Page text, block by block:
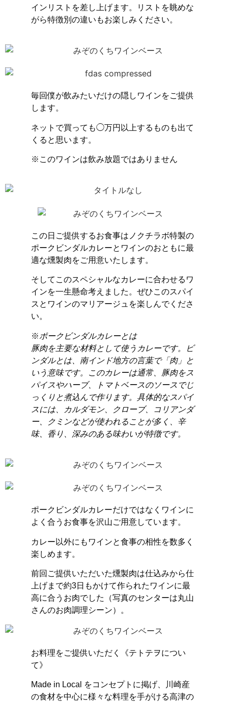
インリストを差し上げます。リストを眺めな
がら特徴別の違いもお楽しみください。
毎回僕が飲みたいだけの隠しワインをご提供
します。
ネットで買っても◯万円以上するものも出て
くると思います。
※このワインは飲み放題ではありません
この日ご提供するお食事はノクチラボ特製の
ポークビンダルカレーとワインのおともに最
適な燻製肉をご用意いたします。
そしてこのスペシャルなカレーに合わせるワ
インを一生懸命考えました。ぜひこのスパイ
スとワインのマリアージュを楽しんでくださ
い。
※ポークビンダルカレーとは
豚肉を主要な材料として使うカレーです。ビ
ンダルとは、南インド地方の言葉で「肉」と
いう意味です。このカレーは通常、豚肉をス
パイスやハーブ、トマトベースのソースでじ
っくりと煮込んで作ります。具体的なスパイ
スには、カルダモン、クローブ、コリアンダ
ー、クミンなどが使われることが多く、辛
味、香り、深みのある味わいが特徴です。
ポークビンダルカレーだけではなくワインに
よく合うお食事を沢山ご用意しています。
カレー以外にもワインと食事の相性を数多く
楽しめます。
前回ご提供いただいた燻製肉は仕込みから仕
上げまで約3日もかけて作られたワインに最
高に合うお肉でした（写真のセンターは丸山
さんのお肉調理シーン）。
お料理をご提供いただく 《テトテヲについ
て》
Made in Local をコンセプトに掲げ、川崎産
の食材を中心に様々な料理を手がける高津の